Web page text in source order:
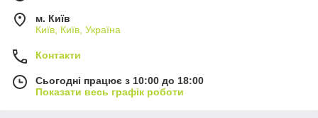
м. Київ
Київ, Київ, Україна
Контакти
Сьогодні працює з 10:00 до 18:00
Показати весь графік роботи